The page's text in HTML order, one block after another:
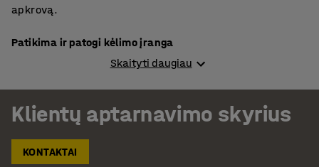
apkrovą.
Patikima ir patogi kėlimo įranga
tvirta konstrukcija, kuri gali atlaikyti intensyvius
kasdienius darbus. Lengvai valdomi ir ergonomiško
dizaino keliantys vežimėliai užtikrina, kad kroviniai būtų
saugiai pervežti bei iškrauti. Dėl patikimos hidraulinės
sistemos ir manevringų ratukų, šie vežimėliai yra itin
Skaityti daugiau
Klientų aptarnavimo skyrius
KONTAKTAI